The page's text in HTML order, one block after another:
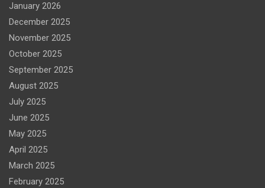
January 2026
December 2025
November 2025
October 2025
September 2025
August 2025
July 2025
June 2025
May 2025
April 2025
March 2025
February 2025